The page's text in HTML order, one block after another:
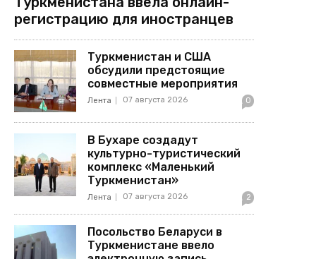
регистрацию для иностранцев
Туркменистан и США
обсудили предстоящие
совместные мероприятия
Лента 07 августа 2026 0
В Бухаре создадут
культурно-туристический
комплекс «Маленький
Туркменистан»
Лента 07 августа 2026 2
Посольство Беларуси в
Туркменистане ввело